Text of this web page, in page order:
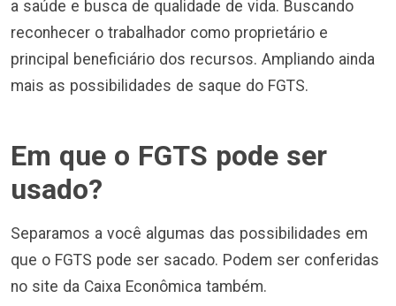
a saúde e busca de qualidade de vida. Buscando
reconhecer o trabalhador como proprietário e
principal beneficiário dos recursos. Ampliando ainda
mais as possibilidades de saque do FGTS.
Em que o FGTS pode ser
usado?
Separamos a você algumas das possibilidades em
que o FGTS pode ser sacado. Podem ser conferidas
no site da Caixa Econômica também.